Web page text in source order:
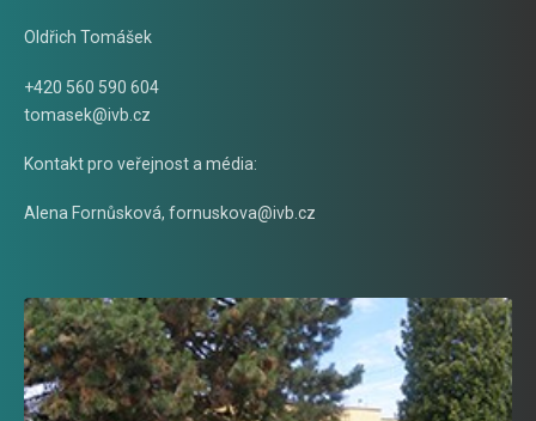
Oldřich Tomášek
+420 560 590 604
tomasek@ivb.cz
Kontakt pro veřejnost a média:
Alena Fornůsková, fornuskova@ivb.cz